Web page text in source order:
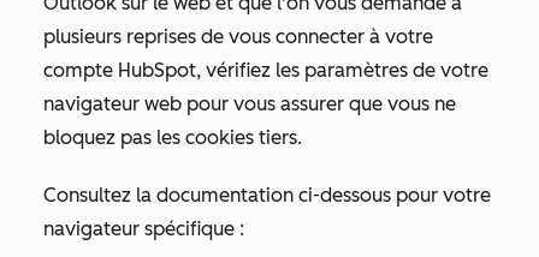
plusieurs reprises de vous connecter à votre
compte HubSpot, vérifiez les paramètres de votre
navigateur web pour vous assurer que vous ne
bloquez pas les cookies tiers.
Consultez la documentation ci-dessous pour votre
navigateur spécifique :